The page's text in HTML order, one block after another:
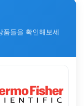
품들을 확인해보세